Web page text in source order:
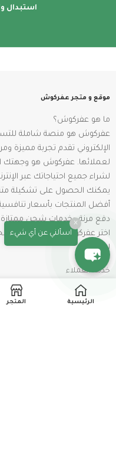
استبدال
موقع و متجر عفركوش
ما هو عفركوش؟
عفركوش هو منصة شاملة
الإلكتروني تقدم تجربة مميزة
لعملائها. عفركوش هو وجهتك
لشراء جميع احتياجاتك عبر
يمكنك الحصول على تشكيلة
أفضل المنتجات بأسعار
دفع مرنة وخدمات شحن ممتازة.
اختر عفركوش اليوم واستمتع
لا تُنسى!
خدمة العملاء
كيفية عمل طلب شراء
اسألني عن أي شيء
×
الرئيسية المتجر